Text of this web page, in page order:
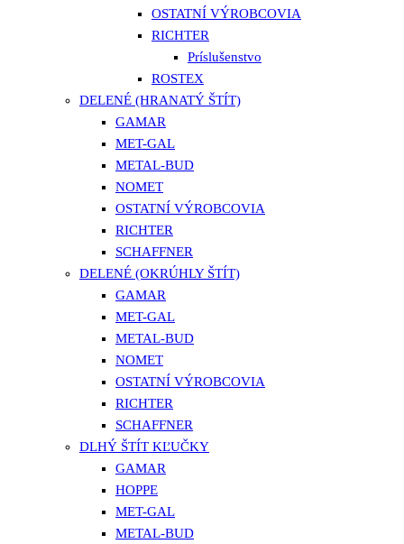
OSTATNÍ VÝROBCOVIA
RICHTER
Príslušenstvo
ROSTEX
DELENÉ (HRANATÝ ŠTÍT)
GAMAR
MET-GAL
METAL-BUD
NOMET
OSTATNÍ VÝROBCOVIA
RICHTER
SCHAFFNER
DELENÉ (OKRÚHLY ŠTÍT)
GAMAR
MET-GAL
METAL-BUD
NOMET
OSTATNÍ VÝROBCOVIA
RICHTER
SCHAFFNER
DLHÝ ŠTÍT KĽUČKY
GAMAR
HOPPE
MET-GAL
METAL-BUD